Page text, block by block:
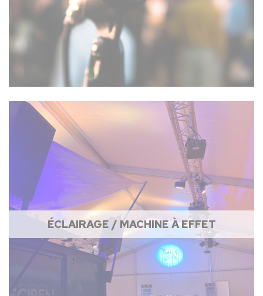
ÉCLAIRAGE / MACHINE À EFFET